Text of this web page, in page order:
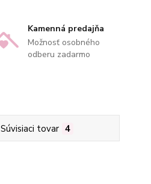
Kamenná predajňa
Možnosť osobného
odberu zadarmo
Súvisiaci tovar 4